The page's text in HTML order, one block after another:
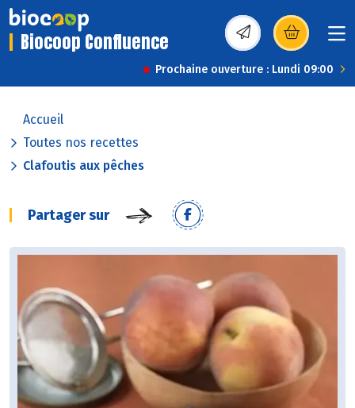
Biocoop Confluence (s’ouvre dans une
Prochaine ouverture : Lundi 09:00
Accueil
Toutes nos recettes
Clafoutis aux pêches
Partager sur